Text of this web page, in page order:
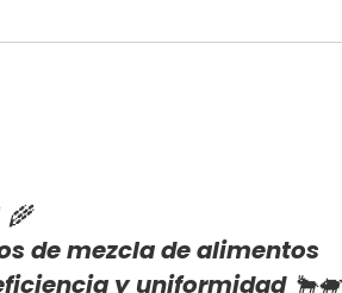
de mezcla de alimentos
y uniformidad🐂🐖